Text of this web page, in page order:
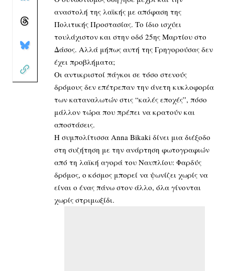
αναστολή της λαϊκής με απόφαση της
Πολιτικής Προστασίας. Το ίδιο ισχύει
τουλάχιστον και στην οδό 25ης Μαρτίου στο
Δάσος. Αλλά μήπως αυτή της Γρηγορούσας δεν
έχει προβλήματα;
Οι αντικριστοί πάγκοι σε τόσο στενούς
δρόμους δεν επέτρεπαν την άνετη κυκλοφορία
των καταναλωτών στις “καλές εποχές”, πόσο
μάλλον τώρα που πρέπει να κρατούν και
αποστάσεις.
Η συμπολίτισσα Anna Bikaki δίνει μια διέξοδο
στη συζήτηση με την ανάρτηση φωτογραφιών
από τη λαϊκή αγορά του Ναυπλίου: Φαρδύς
δρόμος, ο κόσμος μπορεί να ψωνίζει χωρίς να
είναι ο ένας πάνω στον άλλο, όλα γίνονται
χωρίς στριμωξίδι.